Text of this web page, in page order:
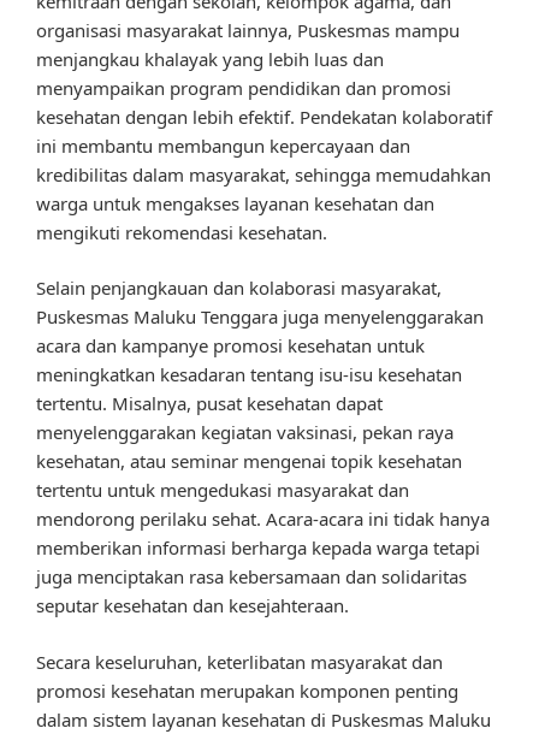
organisasi masyarakat lainnya, Puskesmas mampu
menjangkau khalayak yang lebih luas dan
menyampaikan program pendidikan dan promosi
kesehatan dengan lebih efektif. Pendekatan kolaboratif
ini membantu membangun kepercayaan dan
kredibilitas dalam masyarakat, sehingga memudahkan
warga untuk mengakses layanan kesehatan dan
mengikuti rekomendasi kesehatan.
Selain penjangkauan dan kolaborasi masyarakat,
Puskesmas Maluku Tenggara juga menyelenggarakan
acara dan kampanye promosi kesehatan untuk
meningkatkan kesadaran tentang isu-isu kesehatan
tertentu. Misalnya, pusat kesehatan dapat
menyelenggarakan kegiatan vaksinasi, pekan raya
kesehatan, atau seminar mengenai topik kesehatan
tertentu untuk mengedukasi masyarakat dan
mendorong perilaku sehat. Acara-acara ini tidak hanya
memberikan informasi berharga kepada warga tetapi
juga menciptakan rasa kebersamaan dan solidaritas
seputar kesehatan dan kesejahteraan.
Secara keseluruhan, keterlibatan masyarakat dan
promosi kesehatan merupakan komponen penting
dalam sistem layanan kesehatan di Puskesmas Maluku